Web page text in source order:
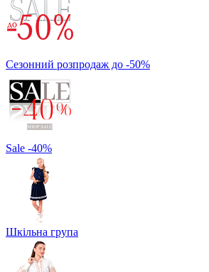
Сезонний розпродаж до -50%
Sale -40%
Шкільна група